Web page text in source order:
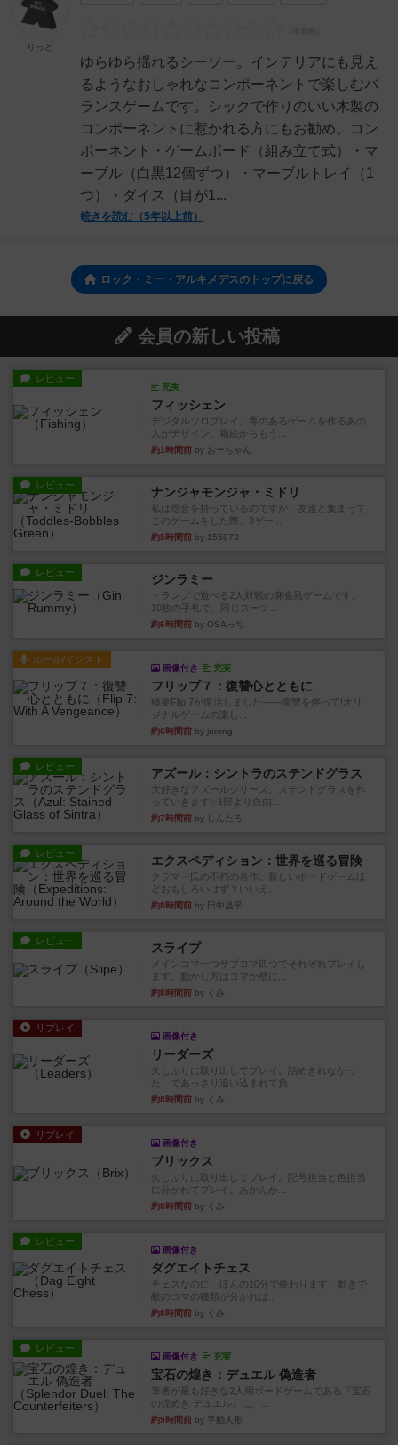
ゆらゆら揺れるシーソー。インテリアにも見え
るようなおしゃれなコンポーネントで楽しむバ
ランスゲームです。シックで作りのいい木製の
コンポーネントに惹かれる方にもお勧め。コン
ポーネント・ゲームボード（組み立て式）・マ
ーブル（白黒12個ずつ）・マーブルトレイ（1
つ）・ダイス（目が1...
続きを読む（5年以上前）
りっと
ロック・ミー・アルキメデスのトップに戻る
会員の新しい投稿
レビュー
充実
フィッシェン
デジタルソロプレイ。毒のあるゲームを作るあの
人がデザイン。箱絵からもう...
約1時間前 by おーちゃん
レビュー ナンジャモンジャ・ミドリ
私は吃音を持っているのですが、友達と集まって
このゲームをした際、3ゲー...
約5時間前 by 155973
レビュー ジンラミー
トランプで遊べる2人対戦の麻雀風ゲームです。
10枚の手札で、同じスーツ...
約6時間前 by OSAっち
ルール/インスト
画像付き 充実
フリップ７：復讐心とともに
概要Flip 7が復活しました――復讐を伴って!オリ
ジナルゲームの楽し...
約6時間前 by jurong
レビュー アズール：シントラのステンドグラス
大好きなアズールシリーズ。ステンドグラスを作
っていきます✨1部より自由...
約7時間前 by しんたろ
レビュー エクスペディション：世界を巡る冒険
クラマー氏の不朽の名作。新しいボードゲームほ
どおもしろいはず？いいえ。...
約8時間前 by 田中昌平
レビュー スライプ
メインコマ一つサブコマ四つでそれぞれプレイし
ます。動かし方はコマか壁に...
約8時間前 by くみ
リプレイ
画像付き
リーダーズ
久しぶりに取り出してプレイ。詰めきれなかっ
た…であっさり追い込まれて負...
約8時間前 by くみ
リプレイ
画像付き
ブリックス
久しぶりに取り出してプレイ。記号担当と色担当
に分かれてプレイ。あかんか...
約8時間前 by くみ
レビュー
画像付き
ダグエイトチェス
チェスなのに、ほんの10分で終わります。動きで
敵のコマの種類が分かれば...
約8時間前 by くみ
レビュー
画像付き 充実
宝石の煌き：デュエル 偽造者
筆者が最も好きな2人用ボードゲームである『宝石
の煌めき デュエル』に、...
約9時間前 by 手動人形